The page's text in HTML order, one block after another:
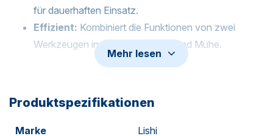
für dauerhaften Einsatz.
Effizient: Kombiniert die Funktionen von zwei
Werkzeugen in einem, spart Zeit und Mühe.
Dieses Werkzeug ist unverzichtbar für Schlosser und Kfz-
Werkzeugen und anderen Lishi-Tools,
Mehr lesen
Produktspezifikationen
Marke Lishi